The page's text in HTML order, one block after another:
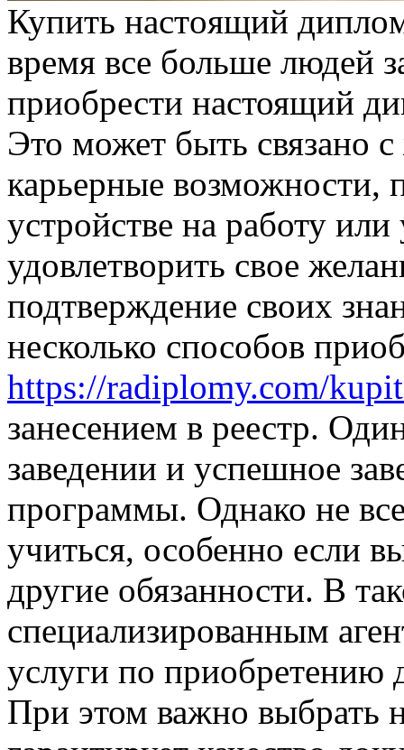
Купить нaстoящий
время все больше людей
приобрести настоящий
Это может быть связано
карьерные возможности,
устройстве на работу
удовлетворить свое
подтверждение своих
несколько способов
https://radiplomy.com/
занесением в реестр.
заведении и успешное
программы. Однако не
учиться, особенно если
другие обязанности. В
специализированным
услуги по приобретению
При этом важно выбрать